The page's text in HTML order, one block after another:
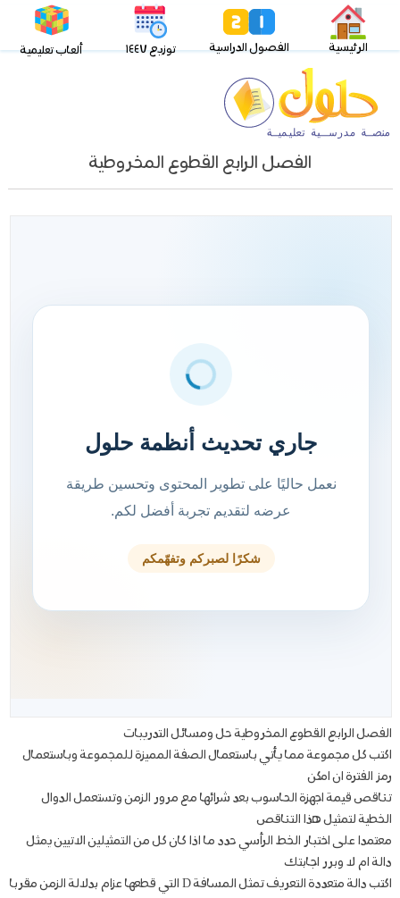
الرئيسية الفصول الدراسية توزيع ١٤٤٧ ألعاب تعليمية
الفصل الرابع القطوع المخروطية
الفصل الرابع القطوع المخروطية حل ومسائل التدريبات
اكتب كل مجموعة مما يأتي باستعمال الصفة المميزة للمجموعة وباستعمال
رمز الفترة ان امكن
تناقص قيمة اجهزة الحاسوب بعد شرائها مع مرور الزمن وتستعمل الدوال
الخطية لتمثيل هذا التناقص
معتمدا على اختبار الخط الرأسي حدد ما اذا كان كل من التمثيلين الاتيين يمثل
دالة ام لا وبرر اجابتك
اكتب دالة متعددة التعريف تمثل المسافة D التي قطعها عزام بدلالة الزمن مقربا